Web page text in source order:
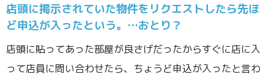
店頭に掲示されていた物件をリクエストしたら先ほ
ど申込が入ったという。…おとり？
店頭に貼ってあった部屋が良さげだったからすぐに店に入
って店員に問い合わせたら、ちょうど申込が入ったと言わ